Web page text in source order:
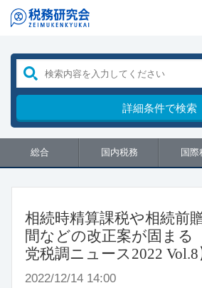
詳細条件で検索
総合 国内税務 国際
相続時精算課税や相続前
間などの改正案が固まる
党税調ニュース2022 Vol.8
2022/12/14 14:00